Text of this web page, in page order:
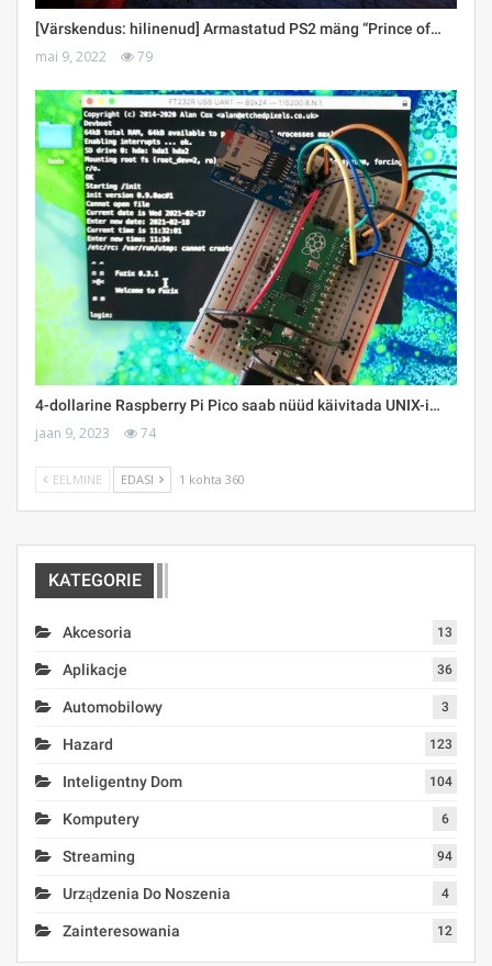
[Värskendus: hilinenud] Armastatud PS2 mäng “Prince of…
mai 9, 2022 79
4-dollarine Raspberry Pi Pico saab nüüd käivitada UNIX-i…
jaan 9, 2023 74
EELMINE EDASI 1 kohta 360
KATEGORIE
Akcesoria 13
Aplikacje 36
Automobilowy 3
Hazard 123
Inteligentny Dom 104
Komputery 6
Streaming 94
Urządzenia Do Noszenia 4
Zainteresowania 12